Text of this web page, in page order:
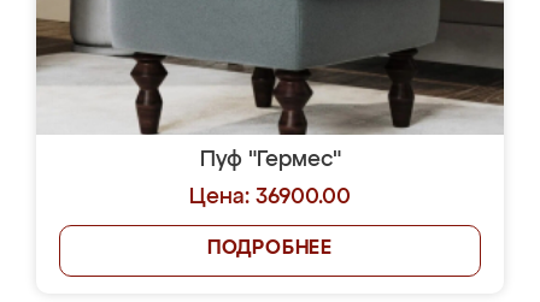
Пуф "Гермес"
Цена: 36900.00
ПОДРОБНЕЕ